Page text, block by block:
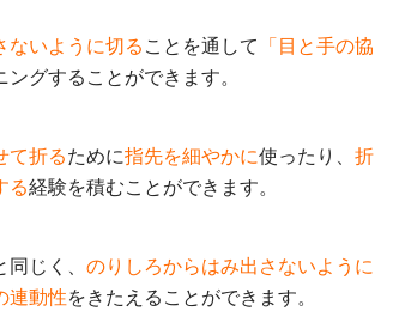
ないように切ることを通して 「目と手の協
ングすることができます。
て折るために指先を細やかに使ったり、 折
る経験を積むことができます。
じく、 のりしろからはみ出さないように
連動性をきたえることができます。